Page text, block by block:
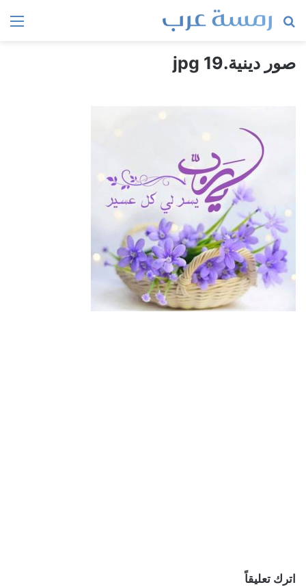
بحث
صور دينية.jpg 19
اترك تعليقاً